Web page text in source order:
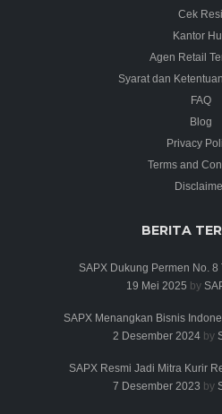
Cek Resi
Kantor
Agen Retail
Syarat dan
FAQ
Blog
Privacy
Terms and
BERITA
SAPX Dukung Permen No.
19 Mei 2025 by
SAPX Menangkan Bisnis
2 Desember 2024by
SAPX Resmi Jadi Mitra Kurir
7 Desember 2023 by